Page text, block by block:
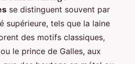
se distinguent souvent par
supérieure, tels que la laine
des motifs classiques,
le prince de Galles, aux